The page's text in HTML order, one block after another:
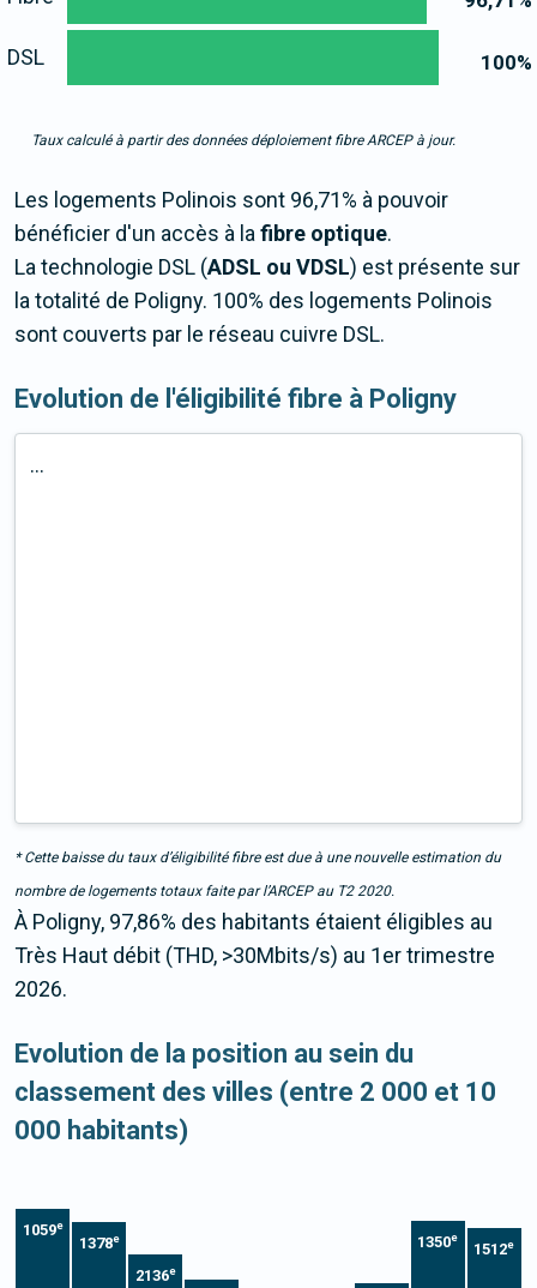
100%
DSL
Taux calculé à partir des données déploiement fibre ARCEP à jour.
Les logements Polinois sont 96,71% à pouvoir
bénéficier d'un accès à lafibre optique.
La technologie DSL (ADSL ou VDSL) est présente sur
la totalité de Poligny. 100% des logements Polinois
sont couverts par le réseau cuivre DSL.
Evolution de l'éligibilité fibre à Poligny
...
* Cette baisse du taux d’éligibilité fibre est due à une nouvelle estimation du
nombre de logements totaux faite par l’ARCEP au T2 2020.
À Poligny, 97,86% des habitants étaient éligibles au
Très Haut débit (THD, >30Mbits/s) au 1er trimestre
2026.
Evolution de la position au sein du
classement des villes (entre 2 000 et 10
000 habitants)
1059e
1378e
2136e
1350e
1512e